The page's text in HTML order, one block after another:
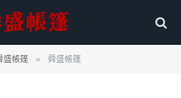
盛帳篷 » 舜盛帳篷